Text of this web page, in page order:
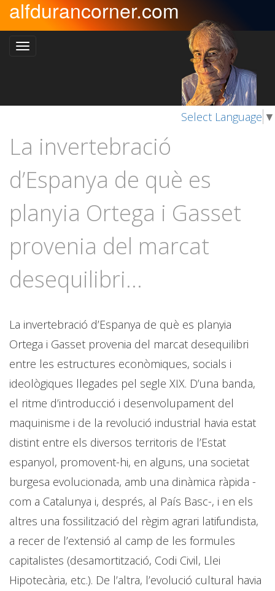
alfdurancorner.com
Select Language ▼
La invertebració
d’Espanya de què es
planyia Ortega i Gasset
provenia del marcat
desequilibri...
La invertebració d’Espanya de què es planyia
Ortega i Gasset provenia del marcat desequilibri
entre les estructures econòmiques, socials i
ideològiques llegades pel segle XIX. D’una banda,
el ritme d’introducció i desenvolupament del
maquinisme i de la revolució industrial havia estat
distint entre els diversos territoris de l’Estat
espanyol, promovent-hi, en alguns, una societat
burgesa evolucionada, amb una dinàmica ràpida -
com a Catalunya i, després, al País Basc-, i en els
altres una fossilització del règim agrari latifundista,
a recer de l’extensió al camp de les formules
capitalistes (desamortització, Codi Civil, Llei
Hipotecària, etc.). De l’altra, l’evolució cultural havia